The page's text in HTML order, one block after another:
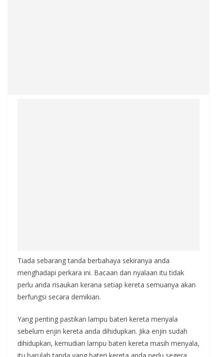
Tiada sebarang tanda berbahaya sekiranya anda
menghadapi perkara ini. Bacaan dan nyalaan itu tidak
perlu anda risaukan kerana setiap kereta semuanya akan
berfungsi secara demikian.
Yang penting pastikan lampu bateri kereta menyala
sebelum enjin kereta anda dihidupkan. Jika enjin sudah
dihidupkan, kemudian lampu bateri kereta masih menyala,